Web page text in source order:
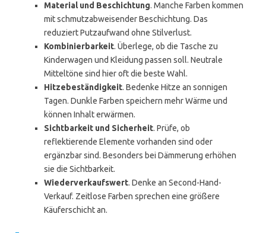
Material und Beschichtung. Manche Farben kommen
mit schmutzabweisender Beschichtung. Das
reduziert Putzaufwand ohne Stilverlust.
Kombinierbarkeit. Überlege, ob die Tasche zu
Kinderwagen und Kleidung passen soll. Neutrale
Mitteltöne sind hier oft die beste Wahl.
Hitzebeständigkeit. Bedenke Hitze an sonnigen
Tagen. Dunkle Farben speichern mehr Wärme und
können Inhalt erwärmen.
Sichtbarkeit und Sicherheit. Prüfe, ob
reflektierende Elemente vorhanden sind oder
ergänzbar sind. Besonders bei Dämmerung erhöhen
sie die Sichtbarkeit.
Wiederverkaufswert. Denke an Second-Hand-
Verkauf. Zeitlose Farben sprechen eine größere
Käuferschicht an.